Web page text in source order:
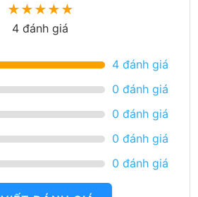
★★★★★
4 đánh giá
4 đánh giá
0 đánh giá
0 đánh giá
0 đánh giá
0 đánh giá